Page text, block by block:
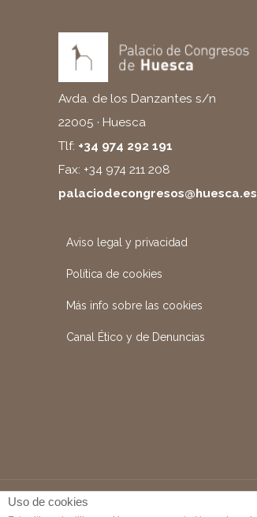
Avda. de los Danzantes s/n
22005 · Huesca
Tlf: +34 974 292 191
Fax: +34 974 211 208
palaciodecongresos@huesca.es
Aviso legal y privacidad
Política de cookies
Más info sobre las cookies
Canal Ético y de Denuncias
Uso de cookies